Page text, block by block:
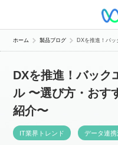
ホーム 製品ブログ DXを推進！バ
DXを推進！バック
ル 〜選び方・おす
紹介〜
IT業界トレンド データ連